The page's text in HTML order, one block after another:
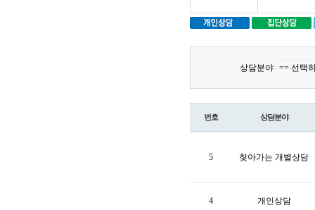
상담분야
번호 상담분야
5 찾아가는 개별상담
4 개인상담